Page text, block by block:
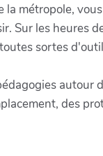
métropole,
Sur les heures
sortes
autour
des